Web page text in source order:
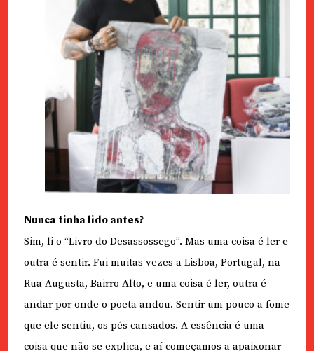
Nunca tinha lido antes?
Sim, li o “Livro do Desassossego”. Mas uma coisa é ler e
outra é sentir. Fui muitas vezes a Lisboa, Portugal, na
Rua Augusta, Bairro Alto, e uma coisa é ler, outra é
andar por onde o poeta andou. Sentir um pouco a fome
que ele sentiu, os pés cansados. A essência é uma
coisa que não se explica, e aí começamos a apaixonar-